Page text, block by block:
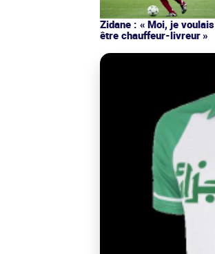
Zidane : « Moi, je voulais
être chauffeur-livreur »